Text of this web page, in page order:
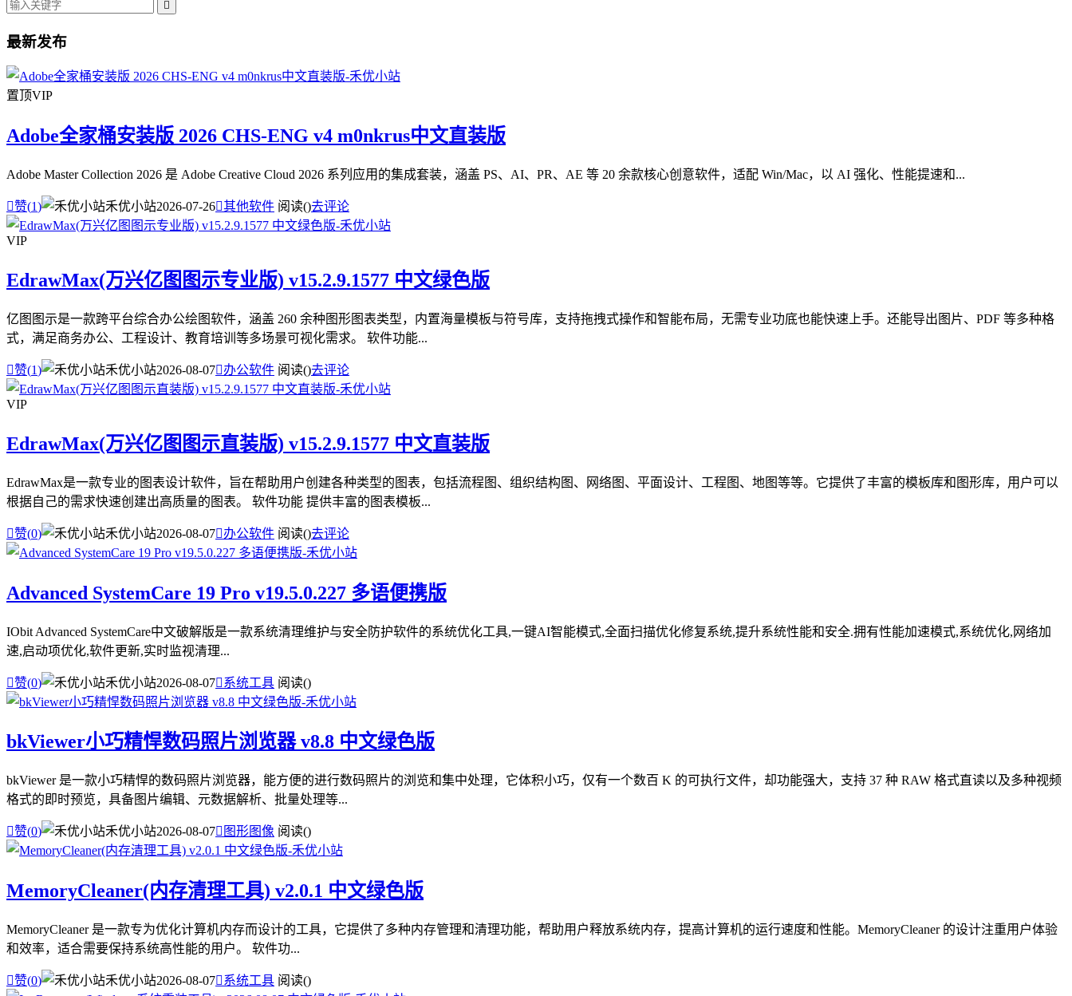

最新发布
置顶VIP
Adobe全家桶安装版 2026 CHS-ENG v4 m0nkrus中文直装版
Adobe Master Collection 2026 是 Adobe Creative Cloud 2026 系列应用的集成套装，涵盖 PS、AI、PR、AE 等 20 余款核心创意软件，适配 Win/Mac，以 AI 强化、性能提速和...
赞(1) 禾优小站2026-07-26其他软件 阅读()去评论
VIP
EdrawMax(万兴亿图图示专业版) v15.2.9.1577 中文绿色版
亿图图示是一款跨平台综合办公绘图软件，涵盖 260 余种图形图表类型，内置海量模板与符号库，支持拖拽式操作和智能布局，无需专业功底也能快速上手。还能导出图片、PDF 等多种格
式，满足商务办公、工程设计、教育培训等多场景可视化需求。 软件功能...
赞(1) 禾优小站2026-08-07办公软件 阅读()去评论
VIP
EdrawMax(万兴亿图图示直装版) v15.2.9.1577 中文直装版
EdrawMax是一款专业的图表设计软件，旨在帮助用户创建各种类型的图表，包括流程图、组织结构图、网络图、平面设计、工程图、地图等等。它提供了丰富的模板库和图形库，用户可以
根据自己的需求快速创建出高质量的图表。 软件功能 提供丰富的图表模板...
赞(0) 禾优小站2026-08-07办公软件 阅读()去评论
Advanced SystemCare 19 Pro v19.5.0.227 多语便携版
IObit Advanced SystemCare中文破解版是一款系统清理维护与安全防护软件的系统优化工具,一键AI智能模式,全面扫描优化修复系统,提升系统性能和安全.拥有性能加速模式,系统优化,网络加
速,启动项优化,软件更新,实时监视清理...
赞(0) 禾优小站2026-08-07系统工具 阅读()
bkViewer小巧精悍数码照片浏览器 v8.8 中文绿色版
bkViewer 是一款小巧精悍的数码照片浏览器，能方便的进行数码照片的浏览和集中处理，它体积小巧，仅有一个数百 K 的可执行文件，却功能强大，支持 37 种 RAW 格式直读以及多种视频
格式的即时预览，具备图片编辑、元数据解析、批量处理等...
赞(0) 禾优小站2026-08-07 图形图像 阅读()
MemoryCleaner(内存清理工具) v2.0.1 中文绿色版
MemoryCleaner 是一款专为优化计算机内存而设计的工具，它提供了多种内存管理和清理功能，帮助用户释放系统内存，提高计算机的运行速度和性能。MemoryCleaner 的设计注重用户体验
和效率，适合需要保持系统高性能的用户。 软件功...
赞(0) 禾优小站2026-08-07系统工具 阅读()